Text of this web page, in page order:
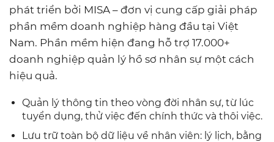
phát triển bởi MISA – đơn vị cung cấp giải pháp
phần mềm doanh nghiệp hàng đầu tại Việt
Nam. Phần mềm hiện đang hỗ trợ 17.000+
doanh nghiệp quản lý hồ sơ nhân sự một cách
hiệu quả.
Quản lý thông tin theo vòng đời nhân sự, từ lúc
tuyển dụng, thử việc đến chính thức và thôi việc.
Lưu trữ toàn bộ dữ liệu về nhân viên: lý lịch, bằng